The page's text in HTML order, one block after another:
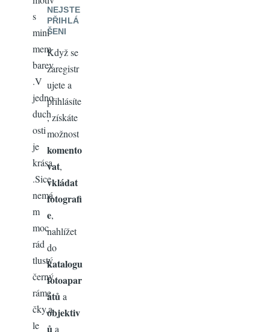
s
mini
mem
barev
.V
jedno
duch
osti
je
krása
.Sice
nemá
m
moc
rád
tlustý
černý
ráme
čky,a
le
NEJSTE
PŘIHLÁ
ŠENI
Když se
zaregistr
ujete a
přihlásíte
, získáte
možnost
komento
vat,
vkládat
fotografi
e,
nahlížet
do
katalogu
fotoapar
átů a
objektiv
ů a